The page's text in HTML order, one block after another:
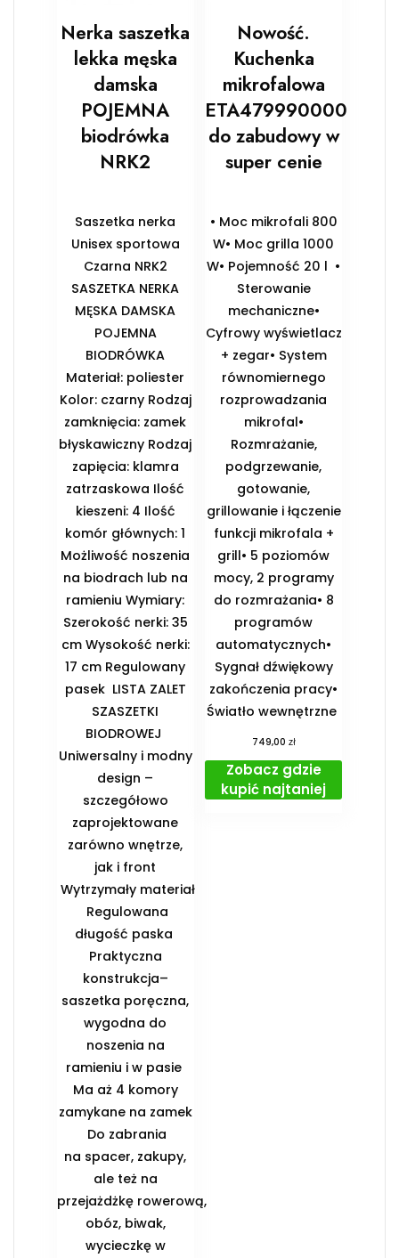
Nerka saszetka
lekka męska
damska
POJEMNA
biodrówka
NRK2
Saszetka nerka
Unisex sportowa
Czarna NRK2
SASZETKA NERKA
MĘSKA DAMSKA
POJEMNA
BIODRÓWKA
Materiał: poliester
Kolor: czarny Rodzaj
zamknięcia: zamek
błyskawiczny Rodzaj
zapięcia: klamra
zatrzaskowa Ilość
kieszeni: 4 Ilość
komór głównych: 1
Możliwość noszenia
na biodrach lub na
ramieniu Wymiary:
Szerokość nerki: 35
cm Wysokość nerki:
17 cm Regulowany
pasek ️ LISTA ZALET
SZASZETKI
BIODROWEJ ️
Uniwersalny i modny
design –
szczegółowo
zaprojektowane
zarówno wnętrze,
jak i front
️ Wytrzymały materiał
️ Regulowana
długość paska ️
Praktyczna
konstrukcja–
saszetka poręczna,
wygodna do
noszenia na
ramieniu i w pasie ️
Ma aż 4 komory
zamykane na zamek
️ Do zabrania
na spacer, zakupy,
ale też na
przejażdżkę rowerową,
obóz, biwak,
wycieczkę w
Nowość.
Kuchenka
mikrofalowa
ETA479990000
do zabudowy w
super cenie
• Moc mikrofali 800
W• Moc grilla 1000
W• Pojemność 20 l •
Sterowanie
mechaniczne•
Cyfrowy wyświetlacz
+ zegar• System
równomiernego
rozprowadzania
mikrofal•
Rozmrażanie,
podgrzewanie,
gotowanie,
grillowanie i łączenie
funkcji mikrofala +
grill• 5 poziomów
mocy, 2 programy
do rozmrażania• 8
programów
automatycznych•
Sygnał dźwiękowy
zakończenia pracy•
Światło wewnętrzne
749,00 zł
Zobacz gdzie
kupić najtaniej